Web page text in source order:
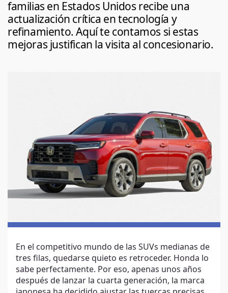
familias en Estados Unidos recibe una
actualización crítica en tecnología y
refinamiento. Aquí te contamos si estas
mejoras justifican la visita al concesionario.
En el competitivo mundo de las SUVs medianas de
tres filas, quedarse quieto es retroceder. Honda lo
sabe perfectamente. Por eso, apenas unos años
después de lanzar la cuarta generación, la marca